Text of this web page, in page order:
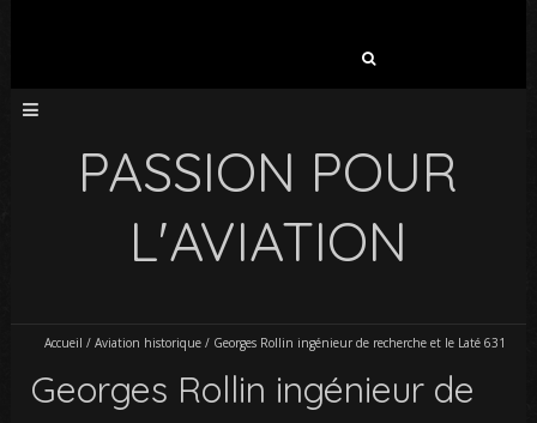
PASSION POUR
L'AVIATION
Accueil / Aviation historique/ Georges Rollin ingénieur de recherche et le Laté 631
Georges Rollin ingénieur de